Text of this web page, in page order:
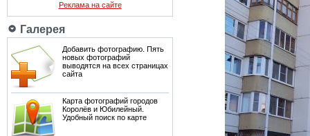
Реклама на сайте
Галерея
Добавить фотографию. Пять
новых фотографий
выводятся на всех страницах
сайта
Карта фотографий городов
Королёв и Юбилейный.
Удобный поиск по карте